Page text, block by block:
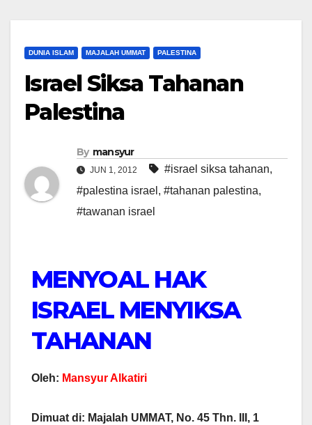
DUNIA ISLAM MAJALAH UMMAT PALESTINA
Israel Siksa Tahanan
Palestina
By mansyur
JUN 1, 2012 #israel siksa tahanan,
#palestina israel , #tahanan palestina,
#tawanan israel
MENYOAL HAK
ISRAEL MENYIKSA
TAHANAN
Oleh: Mansyur Alkatiri
Dimuat di: Majalah UMMAT, No. 45 Thn. III, 1